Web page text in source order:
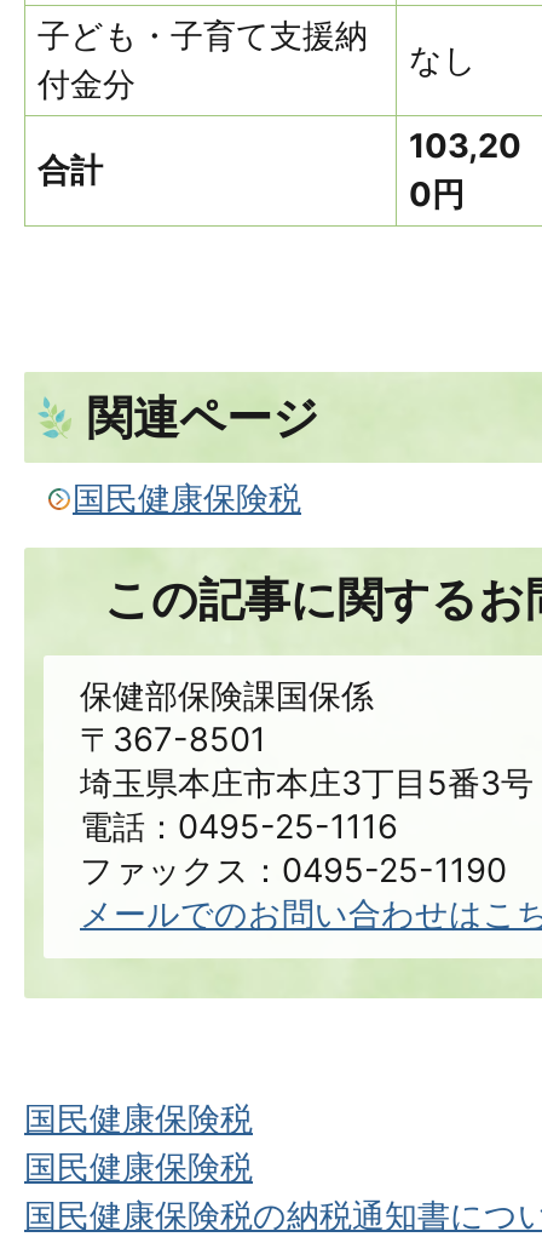
子ども・子育て支援納
付金分
なし
合計
103,20
0円
関連ページ
国民健康保険税
この記事に関する
保健部保険課国保係
〒367-8501
埼玉県本庄市本庄3丁目5番3号
電話：0495-25-1116
ファックス：0495-25-1190
メールでのお問い合わせはこ
国民健康保険税
国民健康保険税
国民健康保険税の納税通知書につ